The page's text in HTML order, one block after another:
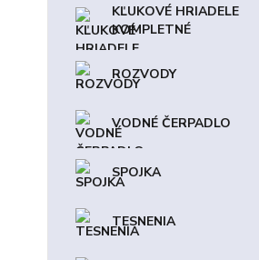
KĽUKOVÉ HRIADELE
KOMPLETNÉ
ROZVODY
VODNÉ ČERPADLO
SPOJKA
TESNENIA